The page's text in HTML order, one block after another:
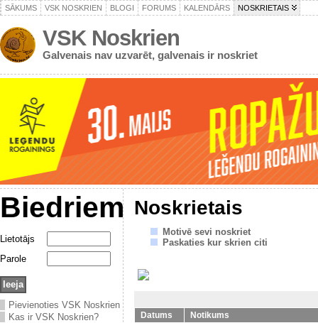
SĀKUMS VSK NOSKRIEN BLOGI FORUMS KALENDĀRS NOSKRIETAIS
VSK Noskrien
Galvenais nav uzvarēt, galvenais ir noskriet
Biedriem
Lietotājs
Parole
Pievienoties VSK Noskrien
Kas ir VSK Noskrien?
Noskrietais
Motivē sevi noskriet
Paskaties kur skrien citi
Datums Notikums